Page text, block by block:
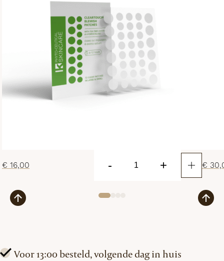
€ 16,00 -
Blemish
+ €
Voor 13:00 besteld, volgende dag in huis